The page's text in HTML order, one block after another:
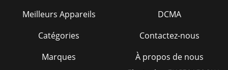
Meilleurs Appareils
Catégories
Marques
DCMA
Contactez-nous
À propos de nous